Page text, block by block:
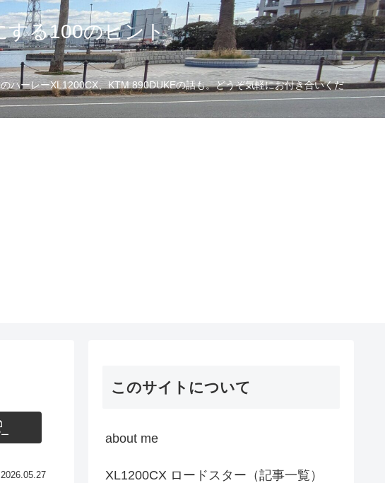
する100のヒント
ハーレーXL1200CX、KTM 890DUKEの話も。どうぞ気軽にお付き合いくだ
2026.05.27
このサイトについて
about me
XL1200CX ロードスター（記事一覧）